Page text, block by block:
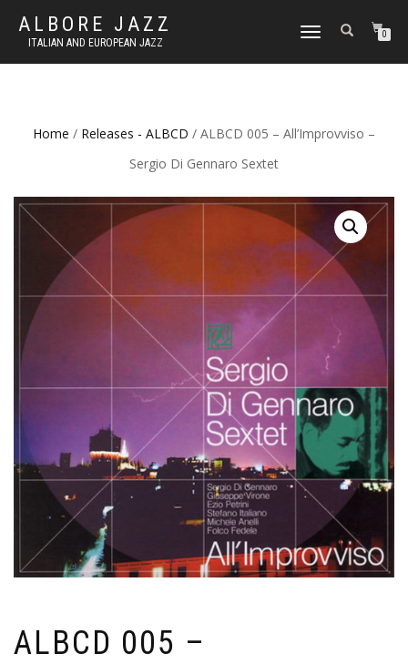
ALBORE JAZZ
ITALIAN AND EUROPEAN JAZZ
TOGGLE
0
Home / Releases - ALBCD / ALBCD 005 – All’Improvviso –
Sergio Di Gennaro Sextet
ALBCD 005 –